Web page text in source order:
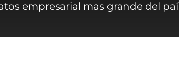
empresarial mas grande del